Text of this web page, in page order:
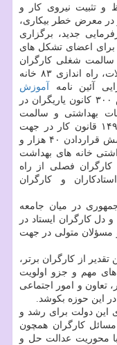
و تثبیت نیروی کار و
از ۲۵۹ هزار و ۵۷۰ کارگر در معرض خطر بیکاری،
و کارفرمایی جدید، برگزاری
برای اعضای تشکل های
سالمت شغلی کارگران
در ارتباط با ۲۴۰ قلم تجهیزات و ماشین آلات، راه اندازی ۸۳ خانه
آئین نامه
آموزش
کارفرمایان، کارگران و کار آموزان، تأسیس ۳۰۰ کانون یاریگران در
بهداشتی و سالمت
جامعه کار و تولید، اصلاح آئین نامه ماده ۱۴۹ قانون کار در جهت
پشتیبانی از تأمین مسکن کارگران، زیر پوشش قراردادن ۴۰ هزار و
خانه های بهداشت
کارگران فصلی از راه
و کارگران
در میان جامعه
دل کارگران ایستاد در
و مسؤلان متولی در جهت
از کارگران برتر،
های مهم و جزو اولویت
تعاون و امور اجتماعی
این حوزه بکوشد.
این دولت برای رشد و
کارگران همچون
محوریت عدالت حل و